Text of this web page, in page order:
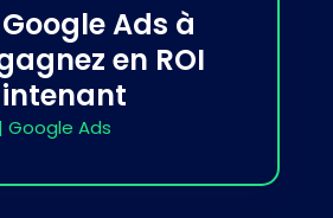
Ads à
en ROI
| Google Ads